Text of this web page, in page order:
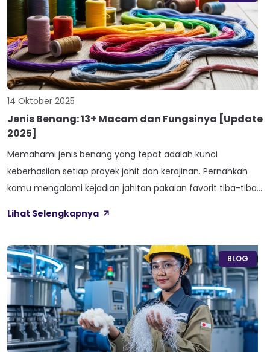
14 Oktober 2025
Jenis Benang: 13+ Macam dan Fungsinya [Update
2025]
Memahami jenis benang yang tepat adalah kunci
keberhasilan setiap proyek jahit dan kerajinan. Pernahkah
kamu mengalami kejadian jahitan pakaian favorit tiba-tiba
tidak sehalus yang diharapkan? Saya pernah
pilih benang! Sebagai seseorang yang telah berkecimpung
di dunia tekstil dan kerajinan selama […]
Lihat Selengkapnya
BLOG